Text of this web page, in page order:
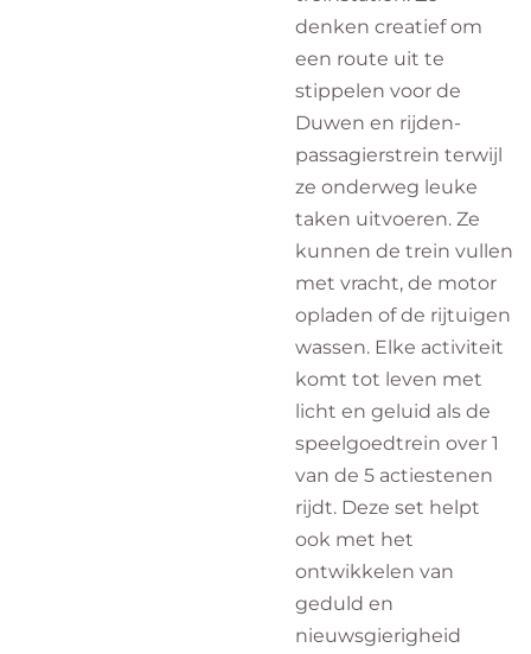
denken creatief om
een route uit te
stippelen voor de
Duwen en rijden-
passagierstrein terwijl
ze onderweg leuke
taken uitvoeren. Ze
kunnen de trein vullen
met vracht, de motor
opladen of de rijtuigen
wassen. Elke activiteit
komt tot leven met
licht en geluid als de
speelgoedtrein over 1
van de 5 actiestenen
rijdt. Deze set helpt
ook met het
ontwikkelen van
geduld en
nieuwsgierigheid